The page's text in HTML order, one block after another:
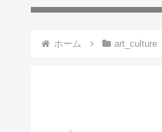
ホーム art_culture